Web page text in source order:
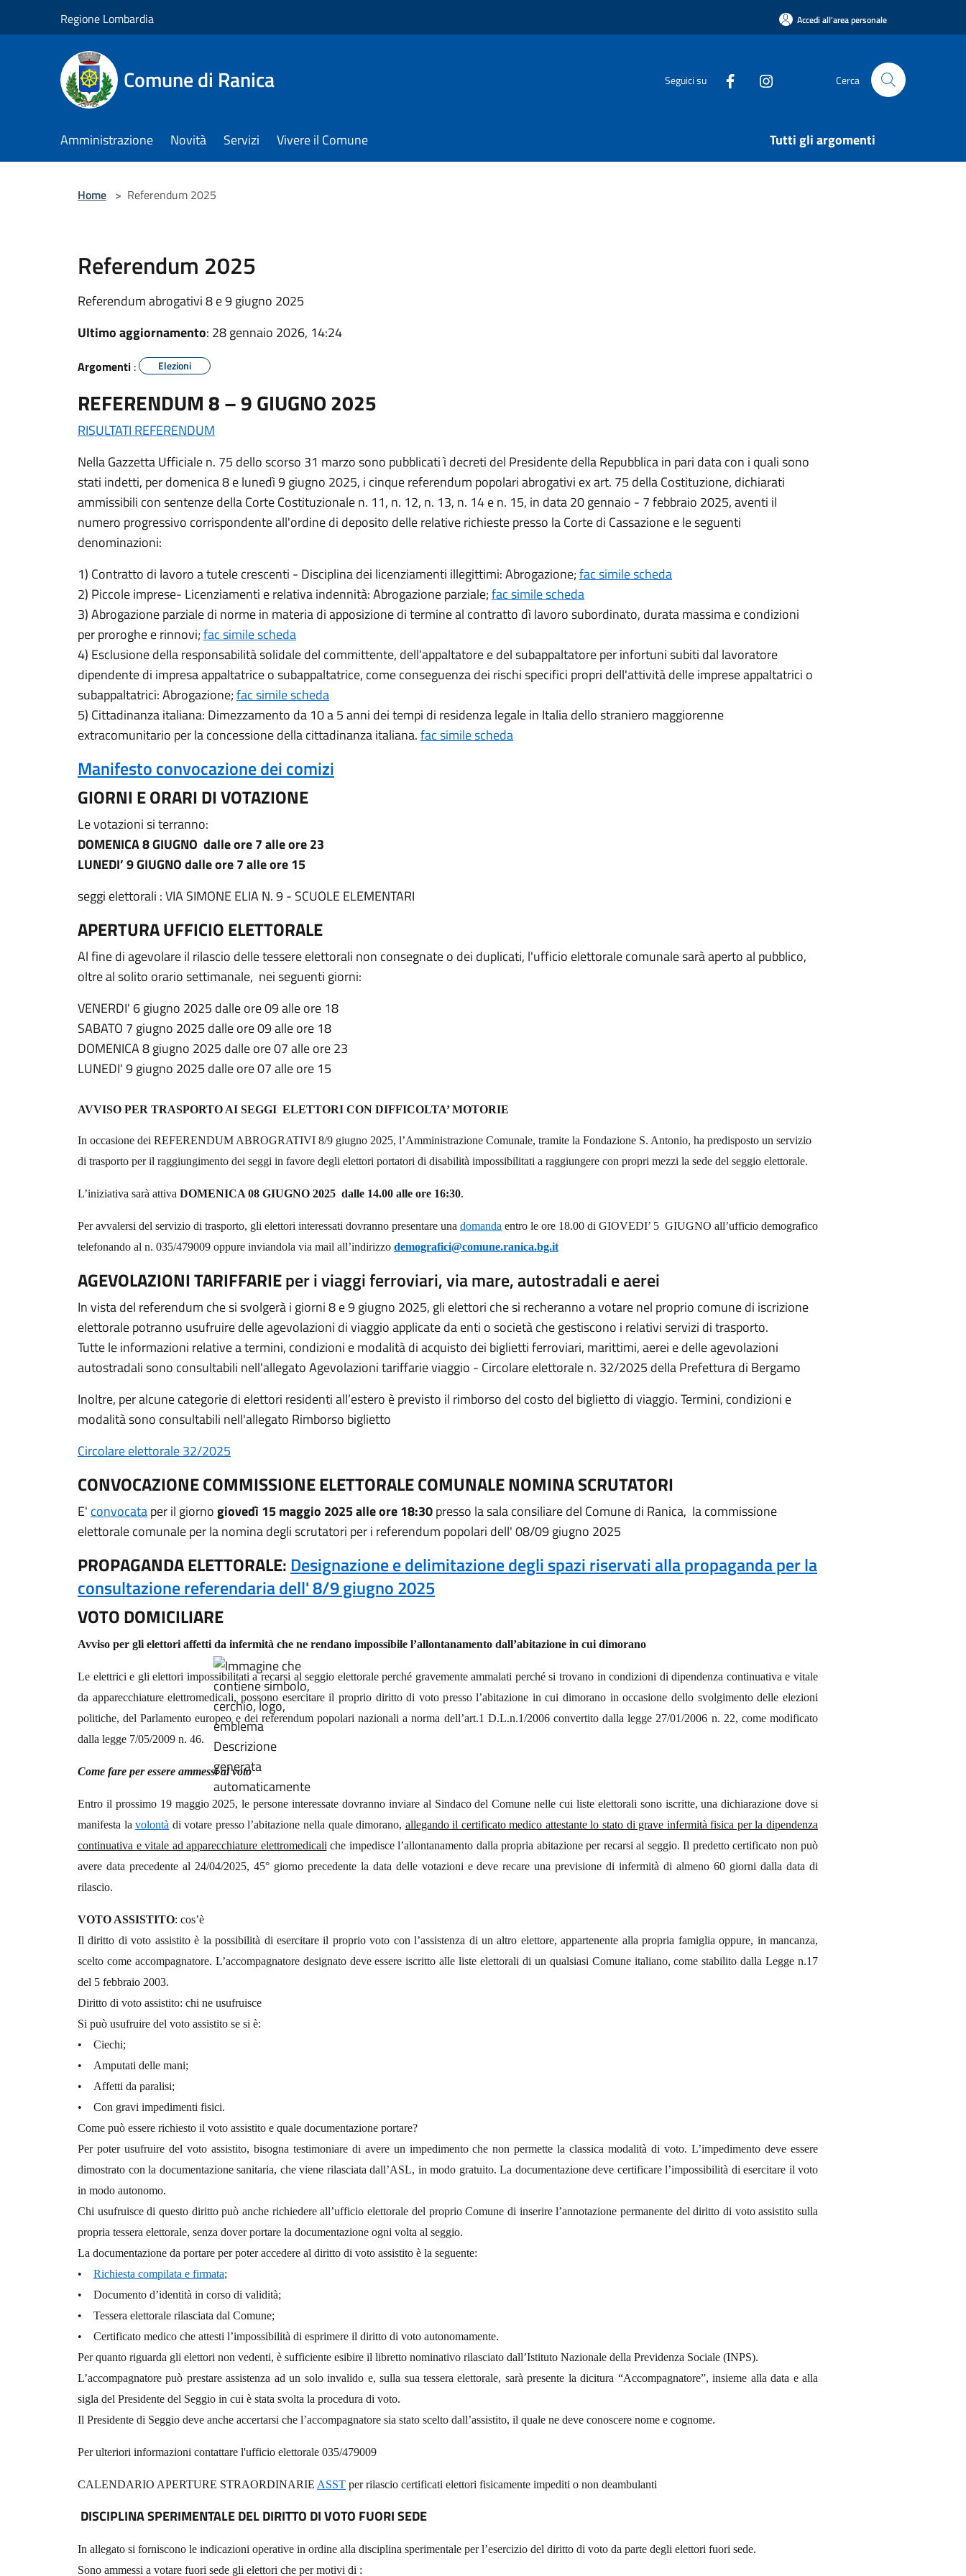
Regione Lombardia Accedi all'area personale
Comune di Ranica Seguici su Cerca
Amministrazione Novità Servizi Vivere il Comune Tutti gli argomenti
Home > Referendum 2025
Referendum 2025
Referendum abrogativi 8 e 9 giugno 2025
Ultimo aggiornamento: 28 gennaio 2026, 14:24
Argomenti : Elezioni
REFERENDUM 8 – 9 GIUGNO 2025
RISULTATI REFERENDUM
Nella Gazzetta Ufficiale n. 75 dello scorso 31 marzo sono pubblicati ì decreti del Presidente della Repubblica in pari data con i quali sono
stati indetti, per domenica 8 e lunedì 9 giugno 2025, i cinque referendum popolari abrogativi ex art. 75 della Costituzione, dichiarati
ammissibili con sentenze della Corte Costituzionale n. 11, n. 12, n. 13, n. 14 e n. 15, in data 20 gennaio - 7 febbraio 2025, aventi il
numero progressivo corrispondente all'ordine di deposito delle relative richieste presso la Corte di Cassazione e le seguenti
denominazioni:
1) Contratto di lavoro a tutele crescenti - Disciplina dei licenziamenti illegittimi: Abrogazione;fac simile scheda
2) Piccole imprese- Licenziamenti e relativa indennità: Abrogazione parziale;fac simile scheda
3) Abrogazione parziale di norme in materia di apposizione di termine al contratto dì lavoro subordinato, durata massima e condizioni
per proroghe e rinnovi;fac simile scheda
4) Esclusione della responsabilità solidale del committente, dell'appaltatore e del subappaltatore per infortuni subiti dal lavoratore
dipendente di impresa appaltatrice o subappaltatrice, come conseguenza dei rischi specifici propri dell'attività delle imprese appaltatrici o
subappaltatrici: Abrogazione;fac simile scheda
5) Cittadinanza italiana: Dimezzamento da 10 a 5 anni dei tempi di residenza legale in Italia dello straniero maggiorenne
extracomunitario per la concessione della cittadinanza italiana.fac simile scheda
Manifesto convocazione dei comizi
GIORNI E ORARI DI VOTAZIONE
Le votazioni si terranno:
DOMENICA 8 GIUGNO dalle ore 7 alle ore 23
LUNEDI’ 9 GIUGNO dalle ore 7 alle ore 15
seggi elettorali : VIA SIMONE ELIA N. 9 - SCUOLE ELEMENTARI
APERTURA UFFICIO ELETTORALE
Al fine di agevolare il rilascio delle tessere elettorali non consegnate o dei duplicati, l'ufficio elettorale comunale sarà aperto al pubblico,
oltre al solito orario settimanale, nei seguenti giorni:
VENERDI' 6 giugno 2025 dalle ore 09 alle ore 18
SABATO 7 giugno 2025 dalle ore 09 alle ore 18
DOMENICA 8 giugno 2025 dalle ore 07 alle ore 23
LUNEDI' 9 giugno 2025 dalle ore 07 alle ore 15
AVVISO PER TRASPORTO AI SEGGI ELETTORI CON DIFFICOLTA’ MOTORIE
In occasione dei REFERENDUM ABROGRATIVI 8/9 giugno 2025, l’Amministrazione Comunale, tramite la Fondazione S. Antonio, ha predisposto un servizio
di trasporto per il raggiungimento dei seggi in favore degli elettori portatori di disabilità impossibilitati a raggiungere con propri mezzi la sede del seggio elettorale.
L’iniziativa sarà attiva DOMENICA 08 GIUGNO 2025 dalle 14.00 alle ore 16:30.
Per avvalersi del servizio di trasporto, gli elettori interessati dovranno presentare una domanda entro le ore 18.00 di GIOVEDI’ 5 GIUGNO all’ufficio demografico
telefonando al n. 035/479009 oppure inviandola via mail all’indirizzo demografici@comune.ranica.bg.it
AGEVOLAZIONI TARIFFARIEper i viaggi ferroviari, via mare, autostradali e aerei
In vista del referendum che si svolgerà i giorni 8 e 9 giugno 2025, gli elettori che si recheranno a votare nel proprio comune di iscrizione
elettorale potranno usufruire delle agevolazioni di viaggio applicate da enti o società che gestiscono i relativi servizi di trasporto.
Tutte le informazioni relative a termini, condizioni e modalità di acquisto dei biglietti ferroviari, marittimi, aerei e delle agevolazioni
autostradali sono consultabili nell'allegato Agevolazioni tariffarie viaggio - Circolare elettorale n. 32/2025 della Prefettura di Bergamo
Inoltre, per alcune categorie di elettori residenti all’estero è previsto il rimborso del costo del biglietto di viaggio. Termini, condizioni e
modalità sono consultabili nell'allegato Rimborso biglietto
Circolare elettorale 32/2025
CONVOCAZIONE COMMISSIONE ELETTORALE COMUNALE NOMINA SCRUTATORI
E' convocataper il giornogiovedì 15 maggio 2025 alle ore 18:30presso la sala consiliare del Comune di Ranica, la commissione
elettorale comunale per la nomina degli scrutatori per i referendum popolari dell' 08/09 giugno 2025
PROPAGANDA ELETTORALE:Designazione e delimitazione degli spazi riservati alla propaganda per la
consultazione referendaria dell' 8/9 giugno 2025
VOTO DOMICILIARE
Avviso per gli elettori affetti da infermità che ne rendano impossibile l’allontanamento dall’abitazione in cui dimorano
Le elettrici e gli elettori impossibilitati a recarsi al seggio elettorale perché gravemente ammalati perché si trovano in condizioni di dipendenza continuativa e vitale
da apparecchiature elettromedicali, possono esercitare il proprio diritto di voto presso l’abitazione in cui dimorano in occasione dello svolgimento delle elezioni
politiche, del Parlamento europeo e dei referendum popolari nazionali a norma dell’art.1 D.L.n.1/2006 convertito dalla legge 27/01/2006 n. 22, come modificato
dalla legge 7/05/2009 n. 46.
Come fare per essere ammessi al voto
Entro il prossimo 19 maggio 2025, le persone interessate dovranno inviare al Sindaco del Comune nelle cui liste elettorali sono iscritte, una dichiarazione dove si
manifesta lavolontà di votare presso l’abitazione nella quale dimorano, allegando il certificato medico attestante lo stato di grave infermità fisica per la dipendenza
continuativa e vitale ad apparecchiature elettromedicali che impedisce l’allontanamento dalla propria abitazione per recarsi al seggio. Il predetto certificato non può
avere data precedente al 24/04/2025, 45° giorno precedente la data delle votazioni e deve recare una previsione di infermità di almeno 60 giorni dalla data di
rilascio.
VOTO ASSISTITO: cos’è
Il diritto di voto assistito è la possibilità di esercitare il proprio voto con l’assistenza di un altro elettore, appartenente alla propria famiglia oppure, in mancanza,
scelto come accompagnatore. L’accompagnatore designato deve essere iscritto alle liste elettorali di un qualsiasi Comune italiano, come stabilito dalla Legge n.17
del 5 febbraio 2003.
Diritto di voto assistito: chi ne usufruisce
Si può usufruire del voto assistito se si è:
• Ciechi;
• Amputati delle mani;
• Affetti da paralisi;
• Con gravi impedimenti fisici.
Come può essere richiesto il voto assistito e quale documentazione portare?
Per poter usufruire del voto assistito, bisogna testimoniare di avere un impedimento che non permette la classica modalità di voto. L’impedimento deve essere
dimostrato con la documentazione sanitaria, che viene rilasciata dall’ASL, in modo gratuito. La documentazione deve certificare l’impossibilità di esercitare il voto
in modo autonomo.
Chi usufruisce di questo diritto può anche richiedere all’ufficio elettorale del proprio Comune di inserire l’annotazione permanente del diritto di voto assistito sulla
propria tessera elettorale, senza dover portare la documentazione ogni volta al seggio.
La documentazione da portare per poter accedere al diritto di voto assistito è la seguente:
• Richiesta compilata e firmata;
• Documento d’identità in corso di validità;
• Tessera elettorale rilasciata dal Comune;
• Certificato medico che attesti l’impossibilità di esprimere il diritto di voto autonomamente.
Per quanto riguarda gli elettori non vedenti, è sufficiente esibire il libretto nominativo rilasciato dall’Istituto Nazionale della Previdenza Sociale (INPS).
L’accompagnatore può prestare assistenza ad un solo invalido e, sulla sua tessera elettorale, sarà presente la dicitura “Accompagnatore”, insieme alla data e alla
sigla del Presidente del Seggio in cui è stata svolta la procedura di voto.
Il Presidente di Seggio deve anche accertarsi che l’accompagnatore sia stato scelto dall’assistito, il quale ne deve conoscere nome e cognome.
Per ulteriori informazioni contattare l'ufficio elettorale 035/479009
CALENDARIO APERTURE STRAORDINARIE ASST per rilascio certificati elettori fisicamente impediti o non deambulanti
DISCIPLINA SPERIMENTALE DEL DIRITTO DI VOTO FUORI SEDE
In allegato si forniscono le indicazioni operative in ordine alla disciplina sperimentale per l’esercizio del diritto di voto da parte degli elettori fuori sede.
Sono ammessi a votare fuori sede gli elettori che per motivi di :